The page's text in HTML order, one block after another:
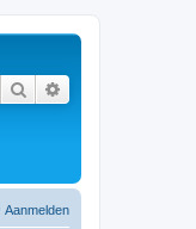
Zoek
Aanmelden